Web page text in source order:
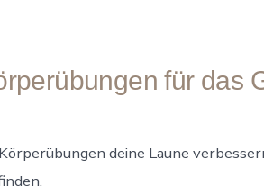
für das
deine Laune